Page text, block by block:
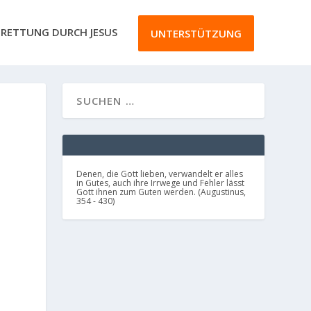
RETTUNG DURCH JESUS UNTERSTÜTZUNG
Denen, die Gott lieben, verwandelt er alles
in Gutes, auch ihre Irrwege und Fehler lässt
Gott ihnen zum Guten werden. (Augustinus,
354 - 430)